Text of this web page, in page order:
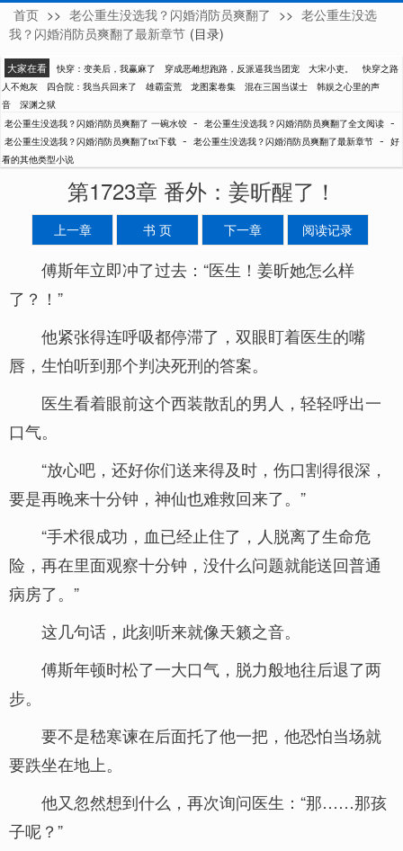
一碗水饺
首页 >> 老公重生没选我？闪婚消防员爽翻了 >> 老公重生没选
我？闪婚消防员爽翻了最新章节 (目录)
大家在看 快穿：变美后，我赢麻了 穿成恶雌想跑路，反派逼我当团宠 大宋小吏。
快穿之路
人不炮灰
四合院：我当兵回来了 雄霸蛮荒 龙图案卷集 混在三国当谋士
韩娱之心里的声
音
深渊之狱
老公重生没选我？闪婚消防员爽翻了 一碗水饺 - 老公重生没选我？闪婚消防员爽翻了全文阅读 -
老公重生没选我？闪婚消防员爽翻了txt下载 - 老公重生没选我？闪婚消防员爽翻了最新章节 - 好
看的其他类型小说
第1723章 番外：姜昕醒了！
上一章 书 页 下一章 阅读记录
傅斯年立即冲了过去：“医生！姜昕她怎么样
了？！”
他紧张得连呼吸都停滞了，双眼盯着医生的嘴
唇，生怕听到那个判决死刑的答案。
医生看着眼前这个西装散乱的男人，轻轻呼出一
口气。
“放心吧，还好你们送来得及时，伤口割得很深，
要是再晚来十分钟，神仙也难救回来了。”
“手术很成功，血已经止住了，人脱离了生命危
险，再在里面观察十分钟，没什么问题就能送回普通
病房了。”
这几句话，此刻听来就像天籁之音。
傅斯年顿时松了一大口气，脱力般地往后退了两
步。
要不是嵇寒谏在后面托了他一把，他恐怕当场就
要跌坐在地上。
他又忽然想到什么，再次询问医生：“那……那孩
子呢？”